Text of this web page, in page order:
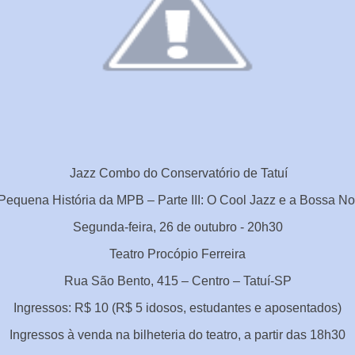
Jazz Combo do Conservatório de Tatuí
História da MPB – Parte III: O Cool Jazz e a Bossa
Segunda-feira, 26 de outubro - 20h30
Teatro Procópio Ferreira
Rua São Bento, 415 – Centro – Tatuí-SP
Ingressos: R$ 10 (R$ 5 idosos, estudantes e aposentados)
Ingressos à venda na bilheteria do teatro, a partir das 18h30